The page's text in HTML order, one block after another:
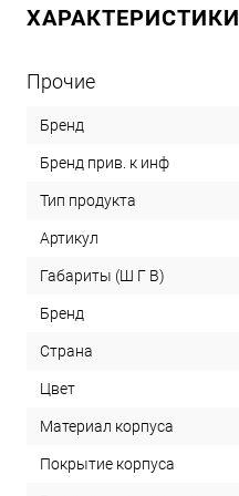
ХАРАКТЕРИСТИКИ
Прочие
Бренд
Бренд прив. к инф
Тип продукта
Артикул
Габариты (Ш Г В)
Бренд
Страна
Цвет
Материал корпуса
Покрытие корпуса